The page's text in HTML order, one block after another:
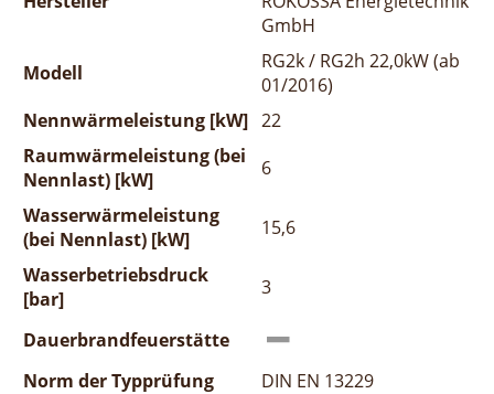
GmbH
Modell
RG2k / RG2h 22,0kW (ab
01/2016)
Nennwärmeleistung [kW] 22
Raumwärmeleistung (bei
Nennlast) [kW]
6
Wasserwärmeleistung
(bei Nennlast) [kW]
15,6
Wasserbetriebsdruck
[bar]
3
Dauerbrandfeuerstätte
Norm der Typprüfung
DIN EN 13229